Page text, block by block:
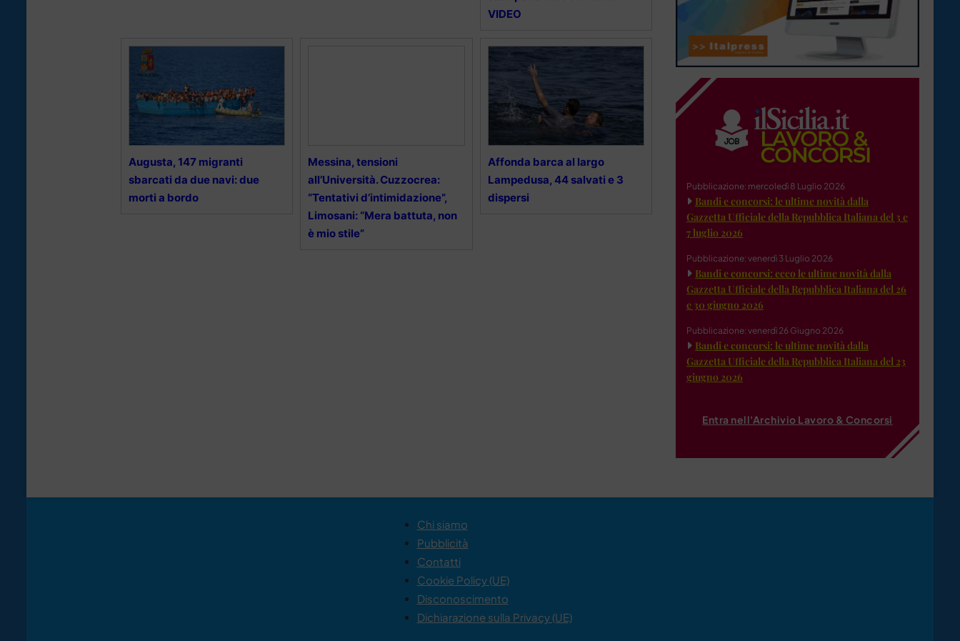
VIDEO
Augusta, 147 migranti
sbarcati da due navi: due
morti a bordo
Messina, tensioni
all’Università. Cuzzocrea:
“Tentativi d’intimidazione”,
Limosani: “Mera battuta, non
è mio stile”
Affonda barca al largo
Lampedusa, 44 salvati e 3
dispersi
Pubblicazione: mercoledì 8 Luglio 2026
Bandi e concorsi: le ultime novità dalla
Gazzetta Ufficiale della Repubblica Italiana del 3 e
7 luglio 2026
Pubblicazione: venerdì 3 Luglio 2026
Bandi e concorsi: ecco le ultime novità dalla
Gazzetta Ufficiale della Repubblica Italiana del 26
e 30 giugno 2026
Pubblicazione: venerdì 26 Giugno 2026
Bandi e concorsi: le ultime novità dalla
Gazzetta Ufficiale della Repubblica Italiana del 23
giugno 2026
Entra nell'Archivio Lavoro & Concorsi
Chi siamo
Pubblicità
Contatti
Cookie Policy (UE)
Disconoscimento
Dichiarazione sulla Privacy (UE)